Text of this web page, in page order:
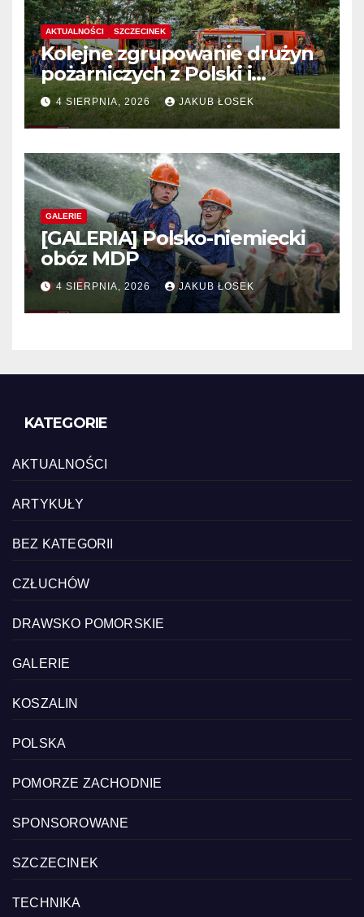
AKTUALNOŚCI SZCZECINEK
Kolejne zgrupowanie drużyn
pożarniczych z Polski i
Niemiec w regionie
4 SIERPNIA, 2026 JAKUB ŁOSEK
GALERIE
[GALERIA] Polsko-niemiecki
obóz MDP
4 SIERPNIA, 2026 JAKUB ŁOSEK
KATEGORIE
AKTUALNOŚCI
ARTYKUŁY
BEZ KATEGORII
CZŁUCHÓW
DRAWSKO POMORSKIE
GALERIE
KOSZALIN
POLSKA
POMORZE ZACHODNIE
SPONSOROWANE
SZCZECINEK
TECHNIKA